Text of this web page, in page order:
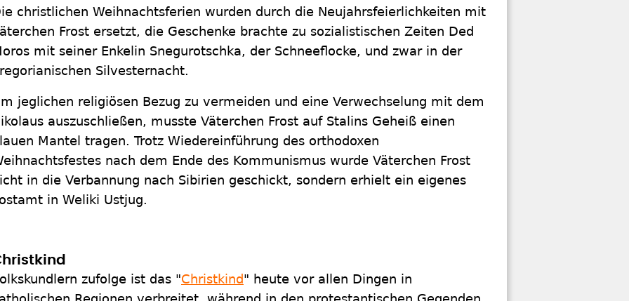
christlichen Weihnachtsferien wurden durch die Neujahrsfeierlichkeiten mit
Frost ersetzt, die Geschenke brachte zu sozialistischen Zeiten Ded
mit seiner Enkelin Snegurotschka, der Schneeflocke, und zwar in der
Silvesternacht.
jeglichen religiösen Bezug zu vermeiden und eine Verwechselung mit dem
auszuschließen, musste Väterchen Frost auf Stalins Geheiß einen
Mantel tragen. Trotz Wiedereinführung des orthodoxen
nach dem Ende des Kommunismus wurde Väterchen Frost
in die Verbannung nach Sibirien geschickt, sondern erhielt ein eigenes
in Weliki Ustjug.
zufolge ist das "Christkind" heute vor allen Dingen in